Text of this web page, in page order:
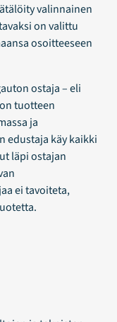
valinnainen
on valittu
osoitteeseen
ostaja – eli
tuotteen
ja
edustaja käy kaikki
läpi ostajan
ei tavoiteta,